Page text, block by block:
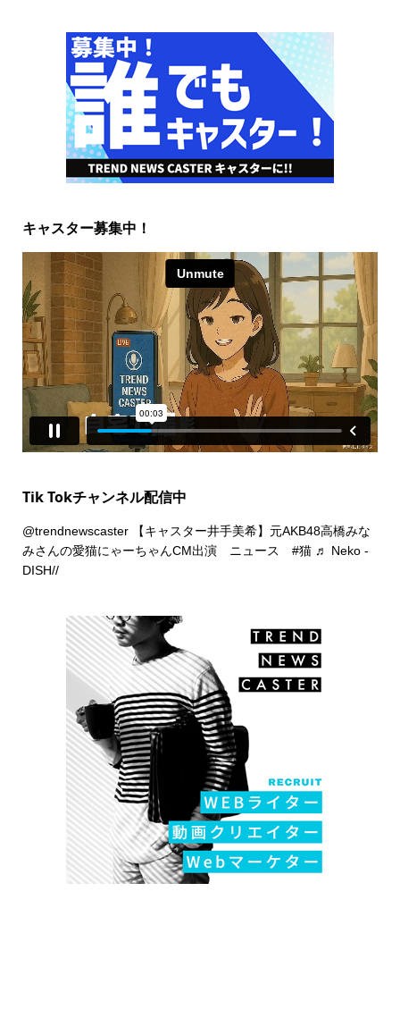
キャスター募集中！
Tik Tokチャンネル配信中
@trendnewscaster【キャスター井手美希】元AKB48高橋みな
みさんの愛猫にゃーちゃんCM出演 ニュース #猫 ♬ Neko -
DISH//